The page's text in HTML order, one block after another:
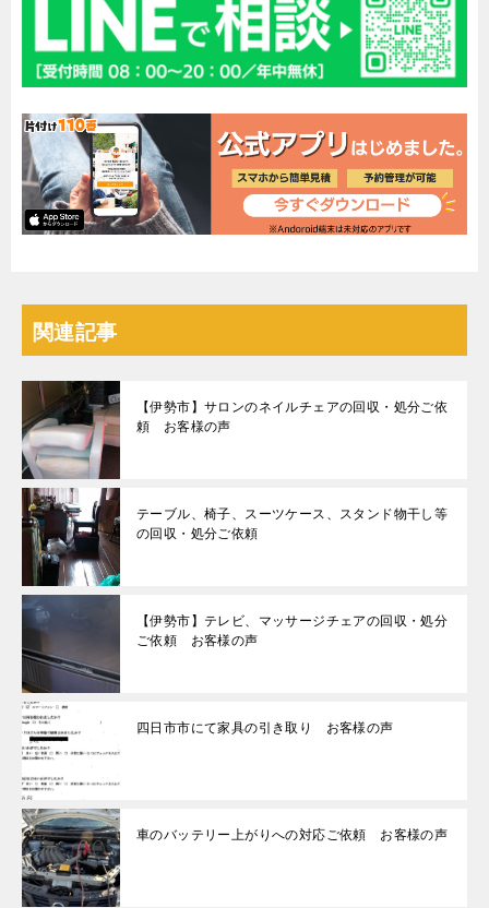
関連記事
【伊勢市】サロンのネイルチェアの回収・処分ご依
頼 お客様の声
テーブル、椅子、スーツケース、スタンド物干し等
の回収・処分ご依頼
【伊勢市】テレビ、マッサージチェアの回収・処分
ご依頼 お客様の声
四日市市にて家具の引き取り お客様の声
車のバッテリー上がりへの対応ご依頼 お客様の声